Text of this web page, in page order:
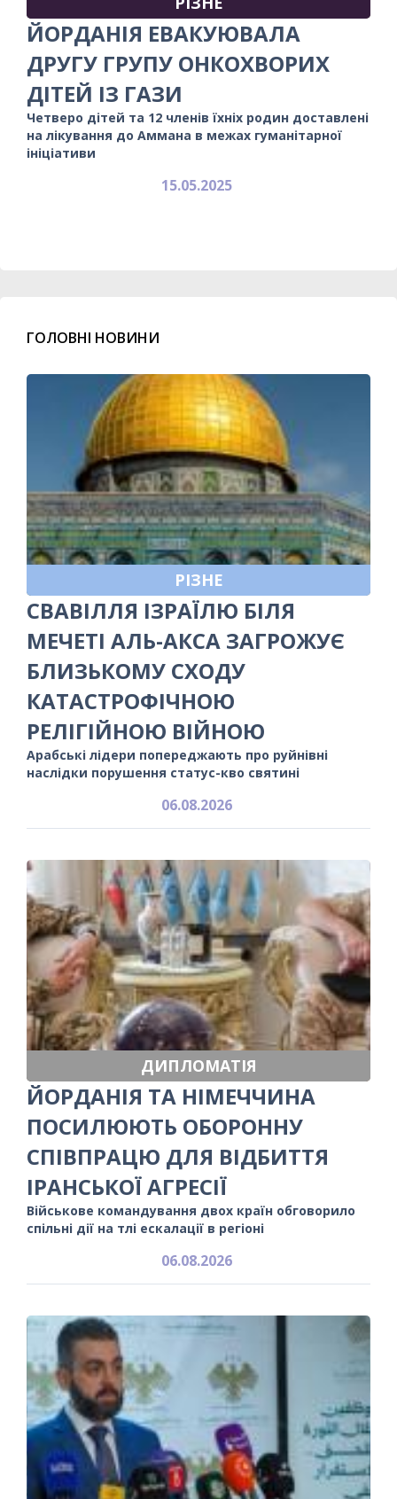
ЙОРДАНІЯ ЕВАКУЮВАЛА
ДРУГУ ГРУПУ ОНКОХВОРИХ
ДІТЕЙ ІЗ ГАЗИ
Четверо дітей та 12 членів їхніх родин доставлені
на лікування до Аммана в межах гуманітарної
ініціативи
15.05.2025
ГОЛОВНІ НОВИНИ
РІЗНЕ
СВАВІЛЛЯ ІЗРАЇЛЮ БІЛЯ
МЕЧЕТІ АЛЬ-АКСА ЗАГРОЖУЄ
БЛИЗЬКОМУ СХОДУ
КАТАСТРОФІЧНОЮ
РЕЛІГІЙНОЮ ВІЙНОЮ
Арабські лідери попереджають про руйнівні
наслідки порушення статус-кво святині
06.08.2026
ДИПЛОМАТІЯ
ЙОРДАНІЯ ТА НІМЕЧЧИНА
ПОСИЛЮЮТЬ ОБОРОННУ
СПІВПРАЦЮ ДЛЯ ВІДБИТТЯ
ІРАНСЬКОЇ АГРЕСІЇ
Військове командування двох країн обговорило
спільні дії на тлі ескалації в регіоні
06.08.2026